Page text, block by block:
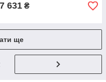
7 631 ₴
ще